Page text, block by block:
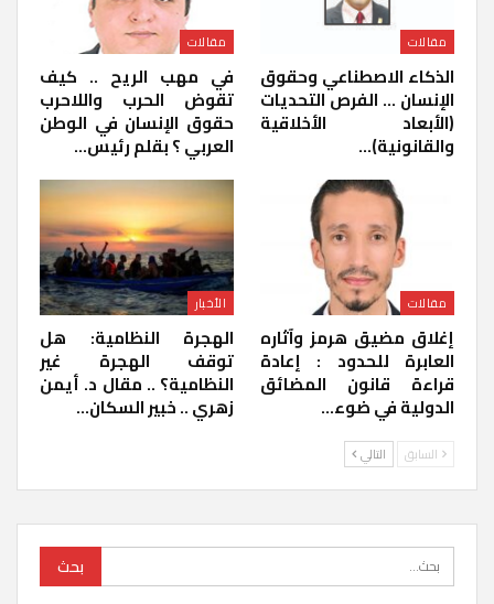
مقالات
الذكاء الاصطناعي وحقوق
الإنسان … الفرص التحديات
(الأبعاد الأخلاقية
والقانونية)…
مقالات
في مهب الريح .. كيف
تقوض الحرب واللاحرب
حقوق الإنسان في الوطن
العربي ؟ بقلم رئيس…
مقالات
إغلاق مضيق هرمز وآثاره
العابرة للحدود : إعادة
قراءة قانون المضائق
الدولية في ضوء…
الأخبار
الهجرة النظامية: هل
توقف الهجرة غير
النظامية؟ .. مقال د. أيمن
زهري .. خبير السكان…
السابق التالي